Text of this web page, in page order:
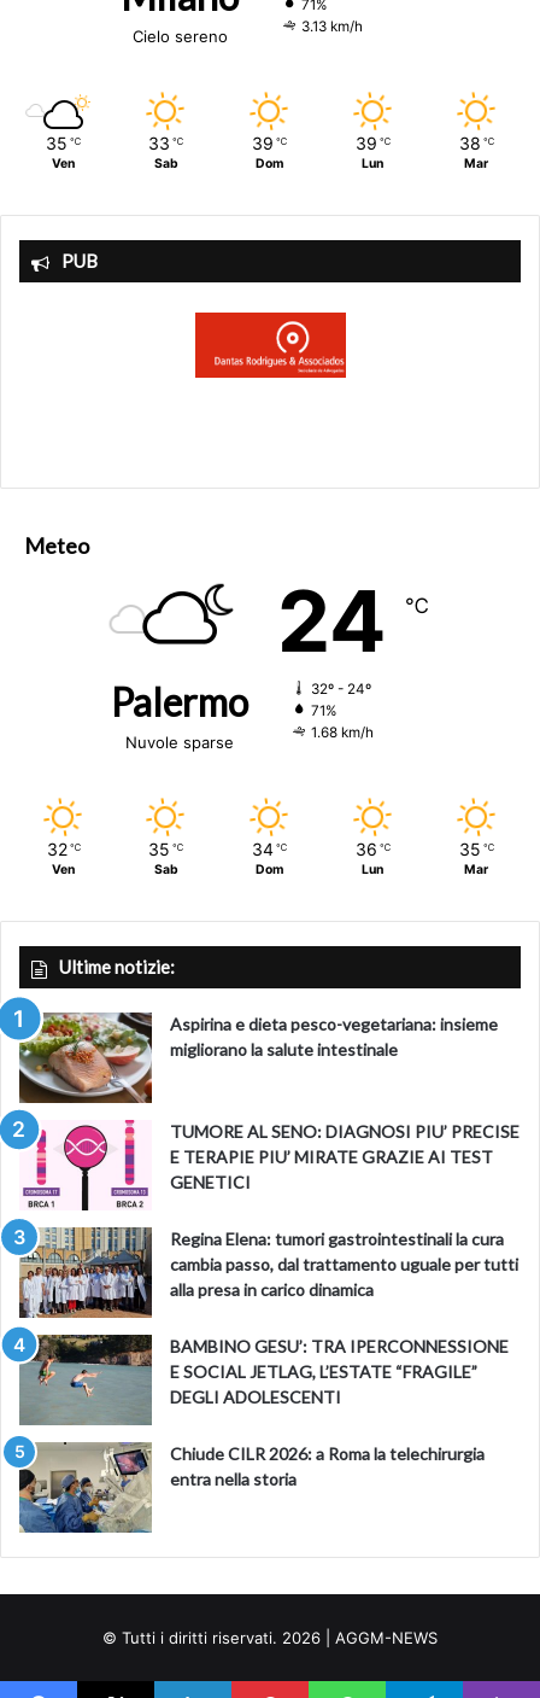
Cielo sereno
71%
3.13 km/h
35 ℃
Ven
33 ℃
Sab
39 ℃
Dom
39 ℃
Lun
38 ℃
Mar
PUB
Meteo
Palermo
Nuvole sparse
24 ℃
32º - 24º
71%
1.68 km/h
32 ℃
Ven
35 ℃
Sab
34 ℃
Dom
36 ℃
Lun
35 ℃
Mar
Ultime notizie:
Aspirina e dieta pesco-vegetariana: insieme
migliorano la salute intestinale
TUMORE AL SENO: DIAGNOSI PIU’ PRECISE
E TERAPIE PIU’ MIRATE GRAZIE AI TEST
GENETICI
Regina Elena: tumori gastrointestinali la cura
cambia passo, dal trattamento uguale per tutti
alla presa in carico dinamica
BAMBINO GESU’: TRA IPERCONNESSIONE
E SOCIAL JETLAG, L’ESTATE “FRAGILE”
DEGLI ADOLESCENTI
Chiude CILR 2026: a Roma la telechirurgia
entra nella storia
© Tutti i diritti riservati. 2026 | AGGM-NEWS